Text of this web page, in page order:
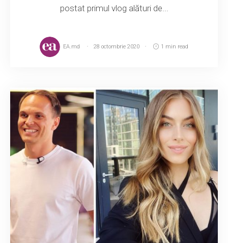
postat primul vlog alături de...
EA.md 28 octombrie 2020 1 min read